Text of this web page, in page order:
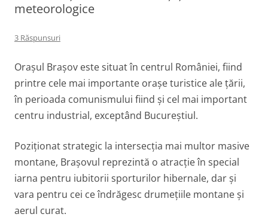
meteorologice
3 Răspunsuri
Orașul Brașov este situat în centrul României, fiind
printre cele mai importante orașe turistice ale țării,
în perioada comunismului fiind și cel mai important
centru industrial, exceptând Bucureștiul.
Poziționat strategic la intersecția mai multor masive
montane, Brașovul reprezintă o atracție în special
iarna pentru iubitorii sporturilor hibernale, dar și
vara pentru cei ce îndrăgesc drumețiile montane și
aerul curat.